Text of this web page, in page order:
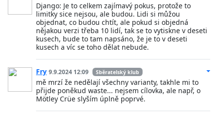
Django: Je to celkem zajímavý pokus, protože to
limitky sice nejsou, ale budou. Lidi si můžou
objednat, co budou chtít, ale pokud si objedná
nějakou verzi třeba 10 lidí, tak se to vytiskne v deseti
kusech, bude to tam napsáno, že je to v deseti
kusech a víc se toho dělat nebude.
Fry 9.9.2024 12:09 Sběratelský klub
mě mrzí že nedělají všechny varianty, takhle mi to
přijde poněkud waste... nejsem cílovka, ale např, o
Mötley Crüe slyším úplně poprvé.